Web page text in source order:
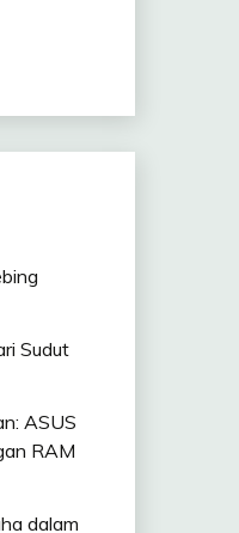
Sudut
ASUS
RAM
dalam